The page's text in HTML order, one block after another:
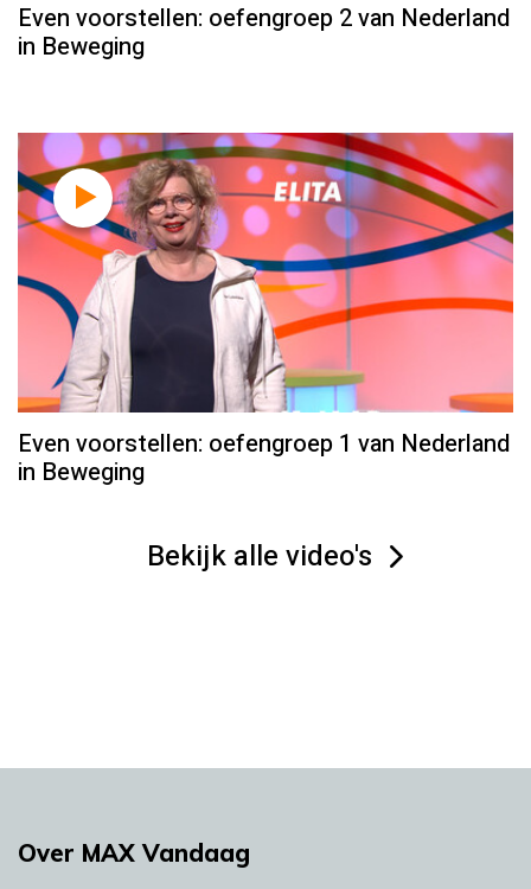
Even voorstellen: oefengroep 2 van Nederland
in Beweging
Even voorstellen: oefengroep 1 van Nederland
in Beweging
Bekijk alle video's
Over MAX Vandaag